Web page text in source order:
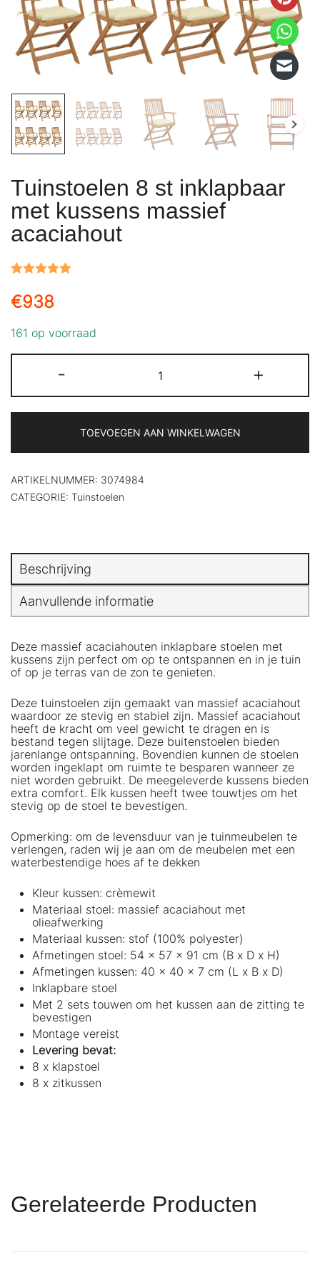
Tuinstoelen 8 st inklapbaar
met kussens massief
acaciahout
5.00op 5
op
klantbeoordeling
€938
161 op voorraad
-
8
inklapbaar
met
kussens
massief
acaciahout
+
TOEVOEGEN AAN WINKELWAGEN
ARTIKELNUMMER: 3074984
CATEGORIE: Tuinstoelen
Beschrijving
Aanvullende informatie
Deze massief acaciahouten inklapbare stoelen met
kussens zijn perfect om op te ontspannen en in je tuin
of op je terras van de zon te genieten.
Deze tuinstoelen zijn gemaakt van massief acaciahout
waardoor ze stevig en stabiel zijn. Massief acaciahout
heeft de kracht om veel gewicht te dragen en is
bestand tegen slijtage. Deze buitenstoelen bieden
jarenlange ontspanning. Bovendien kunnen de stoelen
worden ingeklapt om ruimte te besparen wanneer ze
niet worden gebruikt. De meegeleverde kussens bieden
extra comfort. Elk kussen heeft twee touwtjes om het
stevig op de stoel te bevestigen.
Opmerking: om de levensduur van je tuinmeubelen te
verlengen, raden wij je aan om de meubelen met een
waterbestendige hoes af te dekken
Kleur kussen: crèmewit
Materiaal stoel: massief acaciahout met
olieafwerking
Materiaal kussen: stof (100% polyester)
Afmetingen stoel: 54 x 57 x 91 cm (B x D x H)
Afmetingen kussen: 40 x 40 x 7 cm (L x B x D)
Inklapbare stoel
Met 2 sets touwen om het kussen aan de zitting te
bevestigen
Montage vereist
Levering bevat:
8 x klapstoel
8 x zitkussen
Gerelateerde Producten